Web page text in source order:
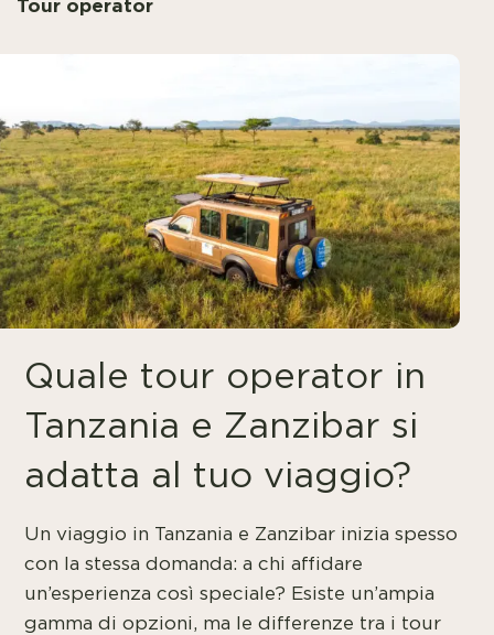
Tour operator
Quale tour operator in
Tanzania e Zanzibar si
adatta al tuo viaggio?
Un viaggio in Tanzania e Zanzibar inizia spesso
con la stessa domanda: a chi affidare
un’esperienza così speciale? Esiste un’ampia
gamma di opzioni, ma le differenze tra i tour